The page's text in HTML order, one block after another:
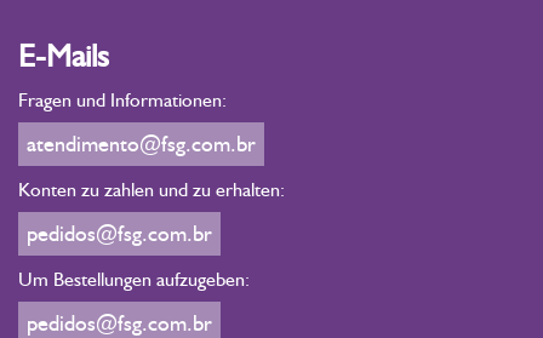
E-Mails
Fragen und Informationen:
atendimento@fsg.com.br
Konten zu zahlen und zu erhalten:
pedidos@fsg.com.br
Um Bestellungen aufzugeben:
pedidos@fsg.com.br